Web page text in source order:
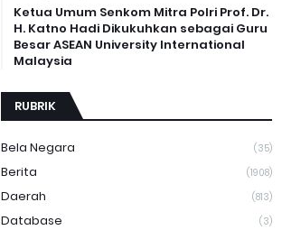
Ketua Umum Senkom Mitra Polri Prof. Dr.
H. Katno Hadi Dikukuhkan sebagai Guru
Besar ASEAN University International
Malaysia
RUBRIK
Bela Negara (35)
Berita (1908)
Daerah (813)
Database (3)